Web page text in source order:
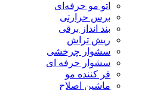
اتو مو حرفه‌ای
برس حرارتی
بند انداز برقی
ریش تراش
سشوار چرخشی
سشوار حرفه ای
فر کننده‌ مو
ماشین اصلاح